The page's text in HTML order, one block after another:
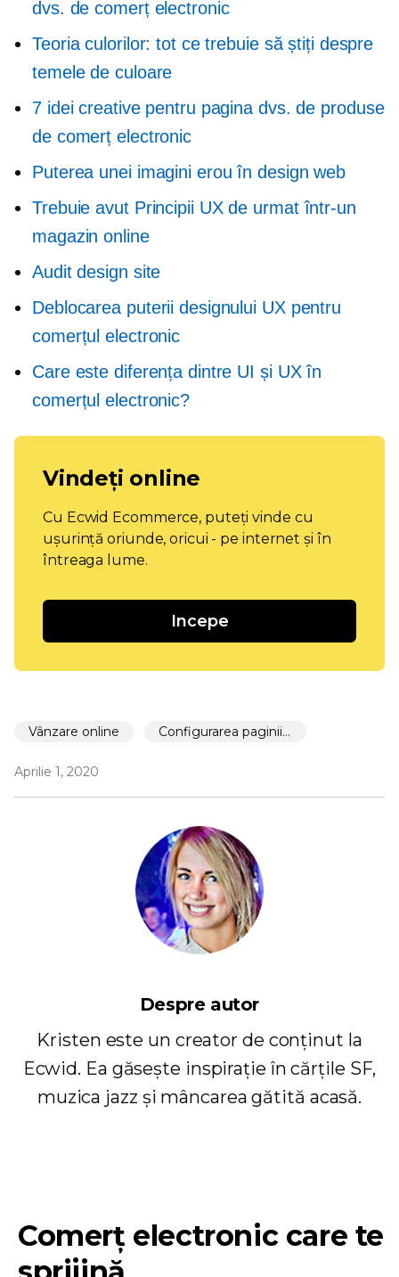
dvs. de comerț electronic
Teoria culorilor: tot ce trebuie să știți despre
temele de culoare
7 idei creative pentru pagina dvs. de produse
de comerț electronic
Puterea unei imagini erou în design web
Trebuie avutPrincipii UX de urmat într-un
magazin online
Audit design site
Deblocarea puterii designului UX pentru
comerțul electronic
Care este diferența dintre UI și UX în
comerțul electronic?
Vindeți online
Cu Ecwid Ecommerce, puteți vinde cu
ușurință oriunde, oricui - pe internet și în
întreaga lume.
Incepe
Vânzare online Configurarea paginii de produs
Aprilie 1, 2020
Despre autor
Kristen este un creator de conținut la
Ecwid. Ea găsește inspirație în cărțile SF,
muzica jazz și mâncarea gătită acasă.
Comerț electronic care te